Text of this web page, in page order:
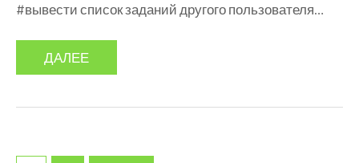
#вывести список заданий другого пользователя…
ДАЛЕЕ
Пагинация